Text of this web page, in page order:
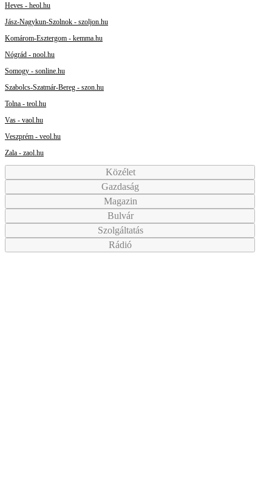
Heves - heol.hu
Jász-Nagykun-Szolnok - szoljon.hu
Komárom-Esztergom - kemma.hu
Nógrád - nool.hu
Somogy - sonline.hu
Szabolcs-Szatmár-Bereg - szon.hu
Tolna - teol.hu
Vas - vaol.hu
Veszprém - veol.hu
Zala - zaol.hu
Közélet
Gazdaság
Magazin
Bulvár
Szolgáltatás
Rádió